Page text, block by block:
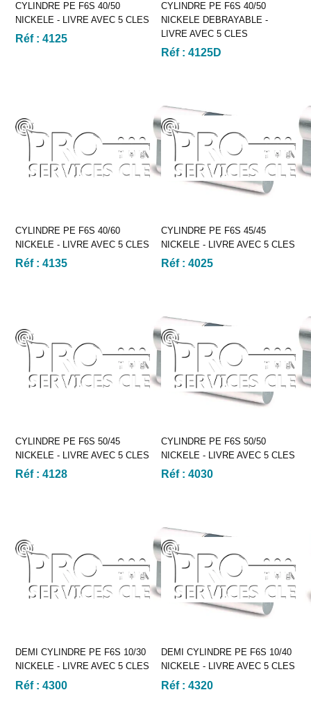
CYLINDRE PE F6S 40/50
NICKELE - LIVRE AVEC 5 CLES
Réf :4125
CYLINDRE PE F6S 40/50
NICKELE DEBRAYABLE -
LIVRE AVEC 5 CLES
Réf : 4125D
CYLINDRE PE F6S 40/60
NICKELE - LIVRE AVEC 5 CLES
Réf :4135
CYLINDRE PE F6S 45/45
NICKELE - LIVRE AVEC 5 CLES
Réf : 4025
CYLINDRE PE F6S 50/45
NICKELE - LIVRE AVEC 5 CLES
Réf :4128
CYLINDRE PE F6S 50/50
NICKELE - LIVRE AVEC 5 CLES
Réf : 4030
DEMI CYLINDRE PE F6S 10/30
NICKELE - LIVRE AVEC 5 CLES
Réf :4300
DEMI CYLINDRE PE F6S 10/40
NICKELE - LIVRE AVEC 5 CLES
Réf : 4320